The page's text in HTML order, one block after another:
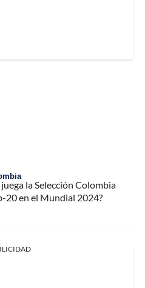
la Selección Colombia
20 en el Mundial 2024?